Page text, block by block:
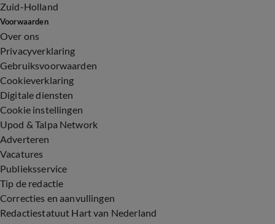
Zuid-Holland
Voorwaarden
Over ons
Privacyverklaring
Gebruiksvoorwaarden
Cookieverklaring
Digitale diensten
Cookie instellingen
Upod & Talpa Network
Adverteren
Vacatures
Publieksservice
Tip de redactie
Correcties en aanvullingen
Redactiestatuut Hart van Nederland